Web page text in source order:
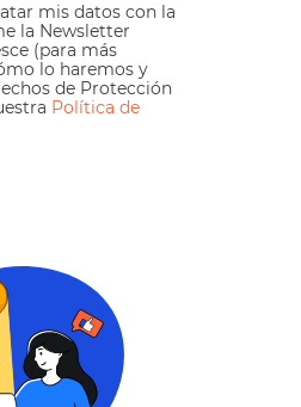
mis datos con la
la Newsletter
(para más
lo haremos y
de Protección
Política de